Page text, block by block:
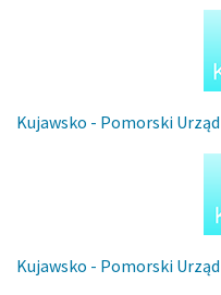
Kujawsko - Pomorski
Kujawsko - Pomorski